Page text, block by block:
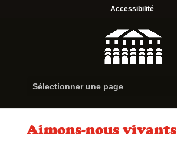
Accessibilité
Sélectionner une page
Aimons-nous vivants